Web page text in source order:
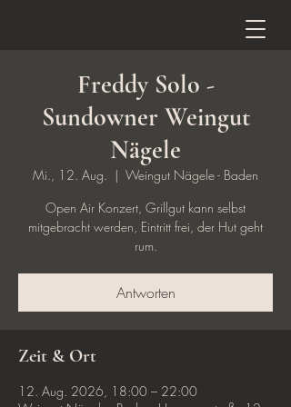
Freddy Solo -
Sundowner Weingut
Nägele
Mi., 12. Aug.
  |
Weingut Nägele - Baden
Open Air Konzert, Grillgut kann selbst
mitgebracht werden, Eintritt frei, der Hut geht
rum.
Antworten
Zeit & Ort
12. Aug. 2026, 18:00 – 22:00